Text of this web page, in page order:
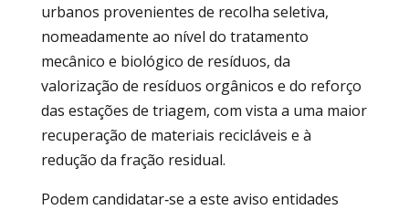
urbanos provenientes de recolha seletiva,
nomeadamente ao nível do tratamento
mecânico e biológico de resíduos, da
valorização de resíduos orgânicos e do reforço
das estações de triagem, com vista a uma maior
recuperação de materiais recicláveis e à
redução da fração residual.
Podem candidatar‑se a este aviso entidades